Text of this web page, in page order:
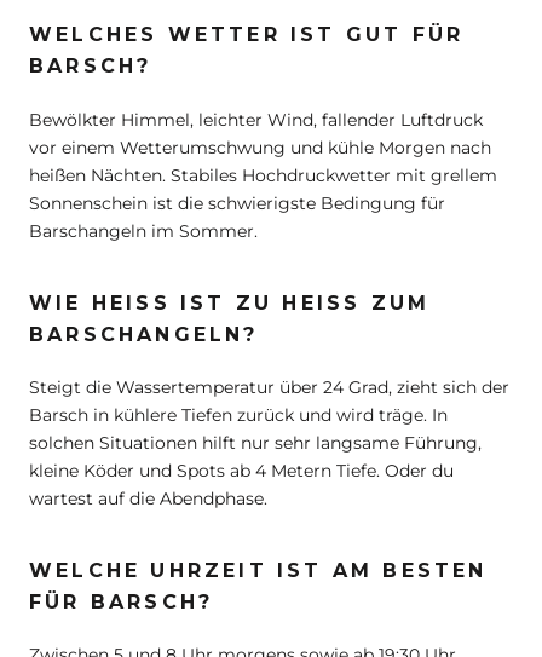
WELCHES WETTER IST GUT FÜR
BARSCH?
Bewölkter Himmel, leichter Wind, fallender Luftdruck
vor einem Wetterumschwung und kühle Morgen nach
heißen Nächten. Stabiles Hochdruckwetter mit grellem
Sonnenschein ist die schwierigste Bedingung für
Barschangeln im Sommer.
WIE HEISS IST ZU HEISS ZUM BA
RSCHANGELN?
Steigt die Wassertemperatur über 24 Grad, zieht sich der
Barsch in kühlere Tiefen zurück und wird träge. In
solchen Situationen hilft nur sehr langsame Führung,
kleine Köder und Spots ab 4 Metern Tiefe. Oder du
wartest auf die Abendphase.
WELCHE UHRZEIT IST AM BESTEN
FÜR BARSCH?